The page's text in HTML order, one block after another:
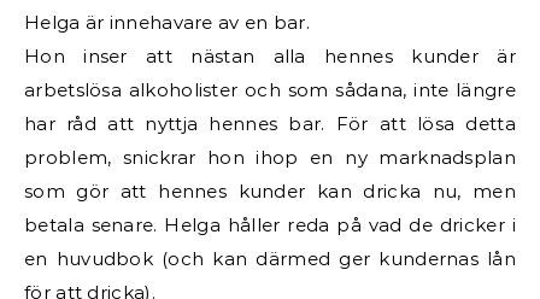
Helga är innehavare av en bar.
Hon inser att nästan alla hennes kunder är
arbetslösa alkoholister och som sådana, inte längre
har råd att nyttja hennes bar. För att lösa detta
problem, snickrar hon ihop en ny marknadsplan
som gör att hennes kunder kan dricka nu, men
betala senare. Helga håller reda på vad de dricker i
en huvudbok (och kan därmed ger kundernas lån
för att dricka).